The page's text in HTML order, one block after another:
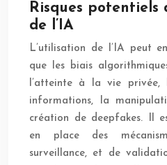
Risques potentiels
de l’IA
L’utilisation de l’IA peut
que les biais
l’atteinte à la vie privée,
informations, la
création de deepfakes. Il
en place des
surveillance, et de